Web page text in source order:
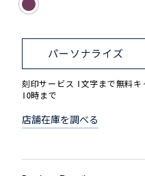
パーソナライズ
刻印サービス 1文字まで無料キ
10時まで
店舗在庫を調べる